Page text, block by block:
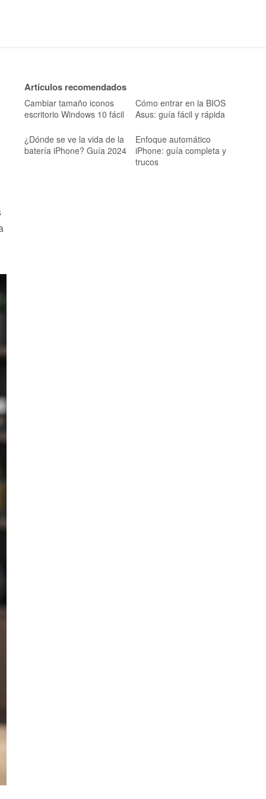
Artículos recomendados
Cambiar tamaño iconos
escritorio Windows 10 fácil
Cómo entrar en la BIOS
Asus: guía fácil y rápida
¿Dónde se ve la vida de la
batería iPhone? Guía 2024
Enfoque automático
iPhone: guía completa y
trucos